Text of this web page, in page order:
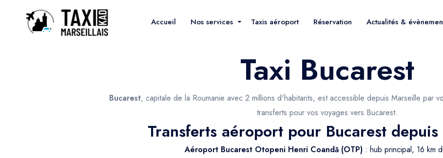
Accueil Nos services Taxis aéroport Réservation Actualités &
Taxi Bucarest
Bucarest, capitale de la Roumanie avec 2 millions d'habitants, est accessible depuis Marseille par
transferts pour vos voyages vers Bucarest.
Transferts aéroport pour Bucarest
Aéroport Bucarest Otopeni Henri Coandă (OTP) : hub principal, 16 km